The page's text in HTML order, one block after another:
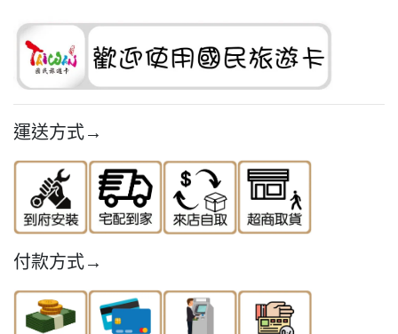
運送方式→
付款方式→